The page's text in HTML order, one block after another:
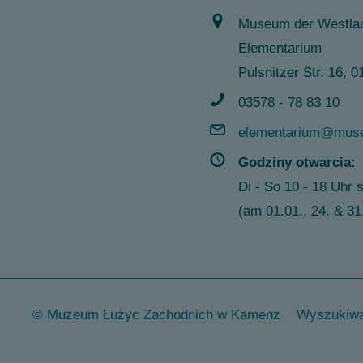
Museum der
Elementarium
Pulsnitzer Str. 16,
03578 - 78 83 10
Godziny otwarcia:
Di - So 10 - 18 Uhr
(am 01.01., 24. &
© Muzeum Łużyc Zachodnich w Kamenz